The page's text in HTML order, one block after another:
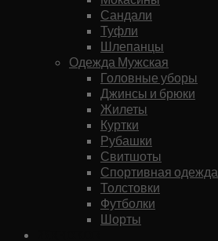
Сандали
Туфли
Шлепанцы
Одежда Мужская
Головные уборы
Джинсы и брюки
Жилеты
Куртки
Рубашки
Свитшоты
Спортивная одежда
Толстовки
Футболки
Шорты